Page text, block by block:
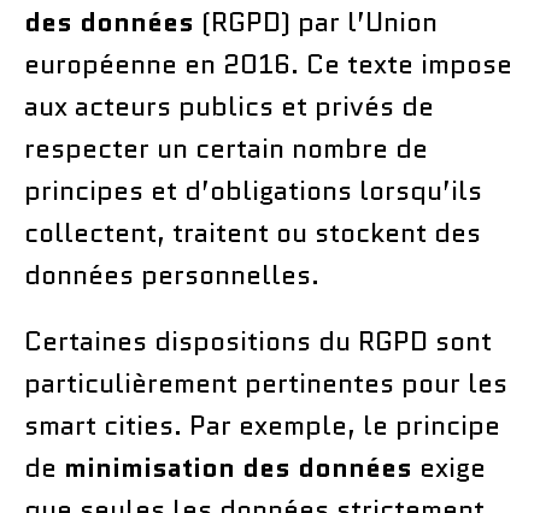
des données (RGPD) par l’Union
européenne en 2016. Ce texte impose
aux acteurs publics et privés de
respecter un certain nombre de
principes et d’obligations lorsqu’ils
collectent, traitent ou stockent des
données personnelles.
Certaines dispositions du RGPD sont
particulièrement pertinentes pour les
smart cities. Par exemple, le principe
de minimisation des données exige